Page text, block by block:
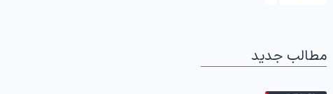
مطالب جدید